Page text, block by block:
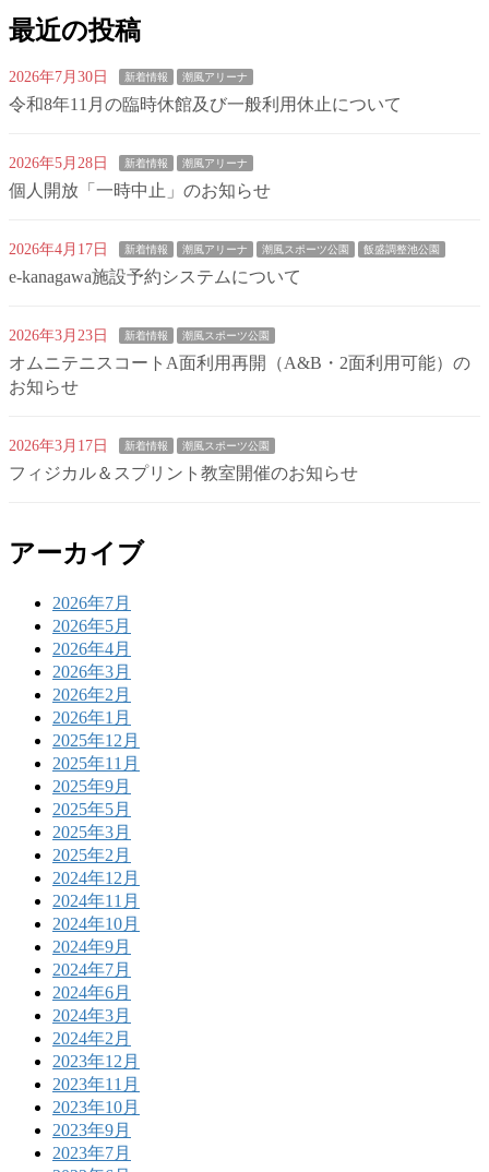
最近の投稿
2026年7月30日 新着情報 潮風アリーナ
令和8年11月の臨時休館及び一般利用休止について
2026年5月28日 新着情報 潮風アリーナ
個人開放「一時中止」のお知らせ
2026年4月17日 新着情報 潮風アリーナ 潮風スポーツ公園 飯盛調整池公園
e-kanagawa施設予約システムについて
2026年3月23日 新着情報 潮風スポーツ公園
オムニテニスコートA面利用再開（A&B・2面利用可能）の
お知らせ
2026年3月17日 新着情報 潮風スポーツ公園
フィジカル＆スプリント教室開催のお知らせ
アーカイブ
2026年7月
2026年5月
2026年4月
2026年3月
2026年2月
2026年1月
2025年12月
2025年11月
2025年9月
2025年5月
2025年3月
2025年2月
2024年12月
2024年11月
2024年10月
2024年9月
2024年7月
2024年6月
2024年3月
2024年2月
2023年12月
2023年11月
2023年10月
2023年9月
2023年7月